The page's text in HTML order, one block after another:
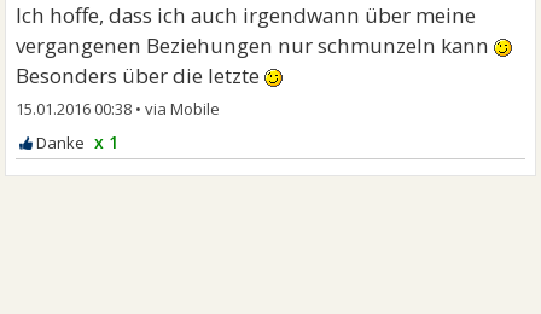
Ich hoffe, dass ich auch irgendwann über meine
vergangenen Beziehungen nur schmunzeln kann
Besonders über die letzte
15.01.2016 00:38 •
x 1